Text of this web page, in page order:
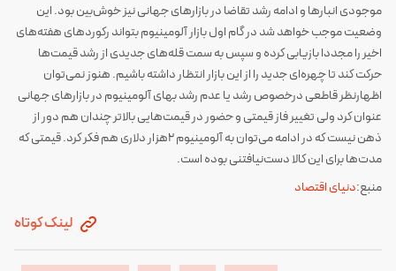
موجودی انبارها و ادامه رشد تقاضا در بازارهای جهانی نیز خوش‌بین بود. این
وضعیت موجب خواهد شد در گام اول بازار آلومینیوم بتواند رکوردهای هفته‌های
اخیر را مجددا بازیابی کرده و سپس به سمت قله‌های جدیدی از رشد قیمت‌ها
حرکت کند تا چهره‌ای جدید را از این بازار انتظار داشته باشیم. هنوز نمی‌توان
اظهارنظر قاطعی درخصوص رشد یا عدم رشد بهای آلومینیوم در بازارهای جهانی
عنوان کرد ولی تغییر فاز قیمتی و حضور در قیمت‌هایی بالاتر چندان هم دور از
ذهن نیست که در ادامه می‌توان به آلومینیوم ۲هزار دلاری هم فکر کرد. قیمتی که
مدت‌ها برای این کالا دست‌نیافتنی بوده است.
منبع:دنیای اقتصاد
لینک کوتاه